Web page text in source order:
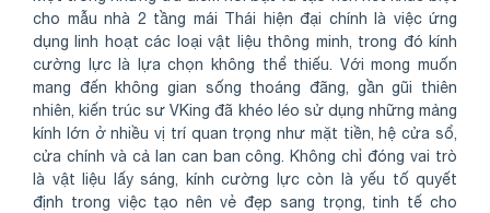
cho mẫu nhà 2 tầng mái Thái hiện đại chính là việc ứng
dụng linh hoạt các loại vật liệu thông minh, trong đó kính
cường lực là lựa chọn không thể thiếu. Với mong muốn
mang đến không gian sống thoáng đãng, gần gũi thiên
nhiên, kiến trúc sư VKing đã khéo léo sử dụng những mảng
kính lớn ở nhiều vị trí quan trọng như mặt tiền, hệ cửa sổ,
cửa chính và cả lan can ban công. Không chỉ đóng vai trò
là vật liệu lấy sáng, kính cường lực còn là yếu tố quyết
định trong việc tạo nên vẻ đẹp sang trọng, tinh tế cho